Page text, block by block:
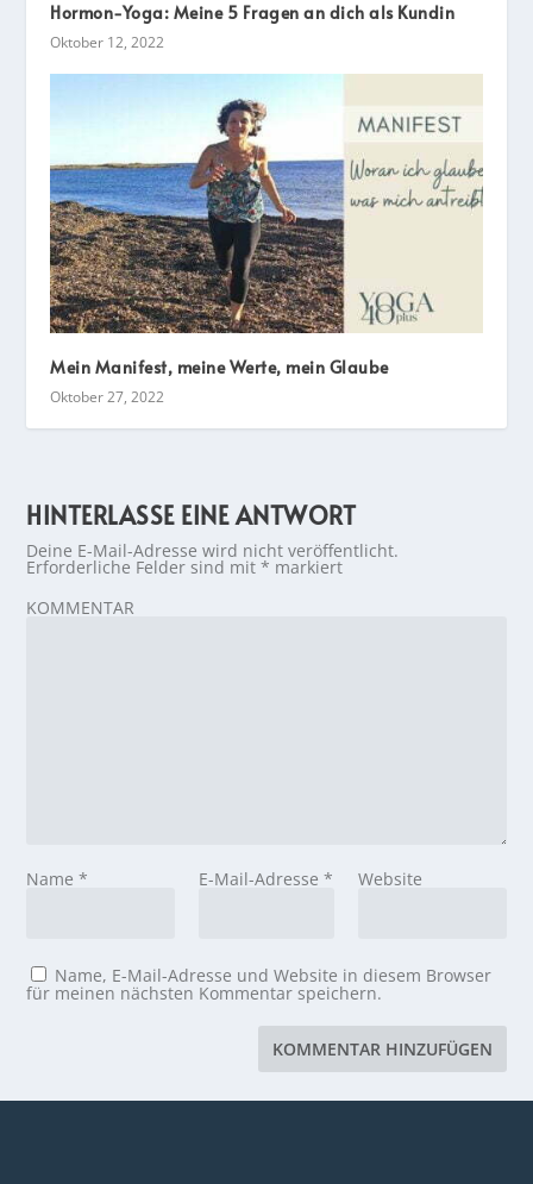
Hormon-Yoga: Meine 5 Fragen an dich als Kundin
Oktober 12, 2022
Mein Manifest, meine Werte, mein Glaube
Oktober 27, 2022
HINTERLASSE EINE ANTWORT
Deine E-Mail-Adresse wird nicht veröffentlicht.
Erforderliche Felder sind mit* markiert
KOMMENTAR
Name* E-Mail-Adresse * Website
Name, E-Mail-Adresse und Website in diesem Browser
für meinen nächsten Kommentar speichern.